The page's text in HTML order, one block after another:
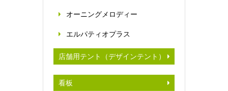
オーニングメロディー
エルパティオプラス
店舗用テント（デザインテント）
看板